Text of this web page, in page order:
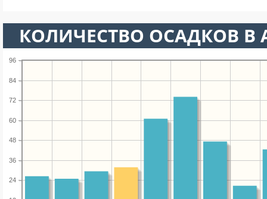
КОЛИЧЕСТВО ОСАДКОВ В
24
36
48
60
72
84
96